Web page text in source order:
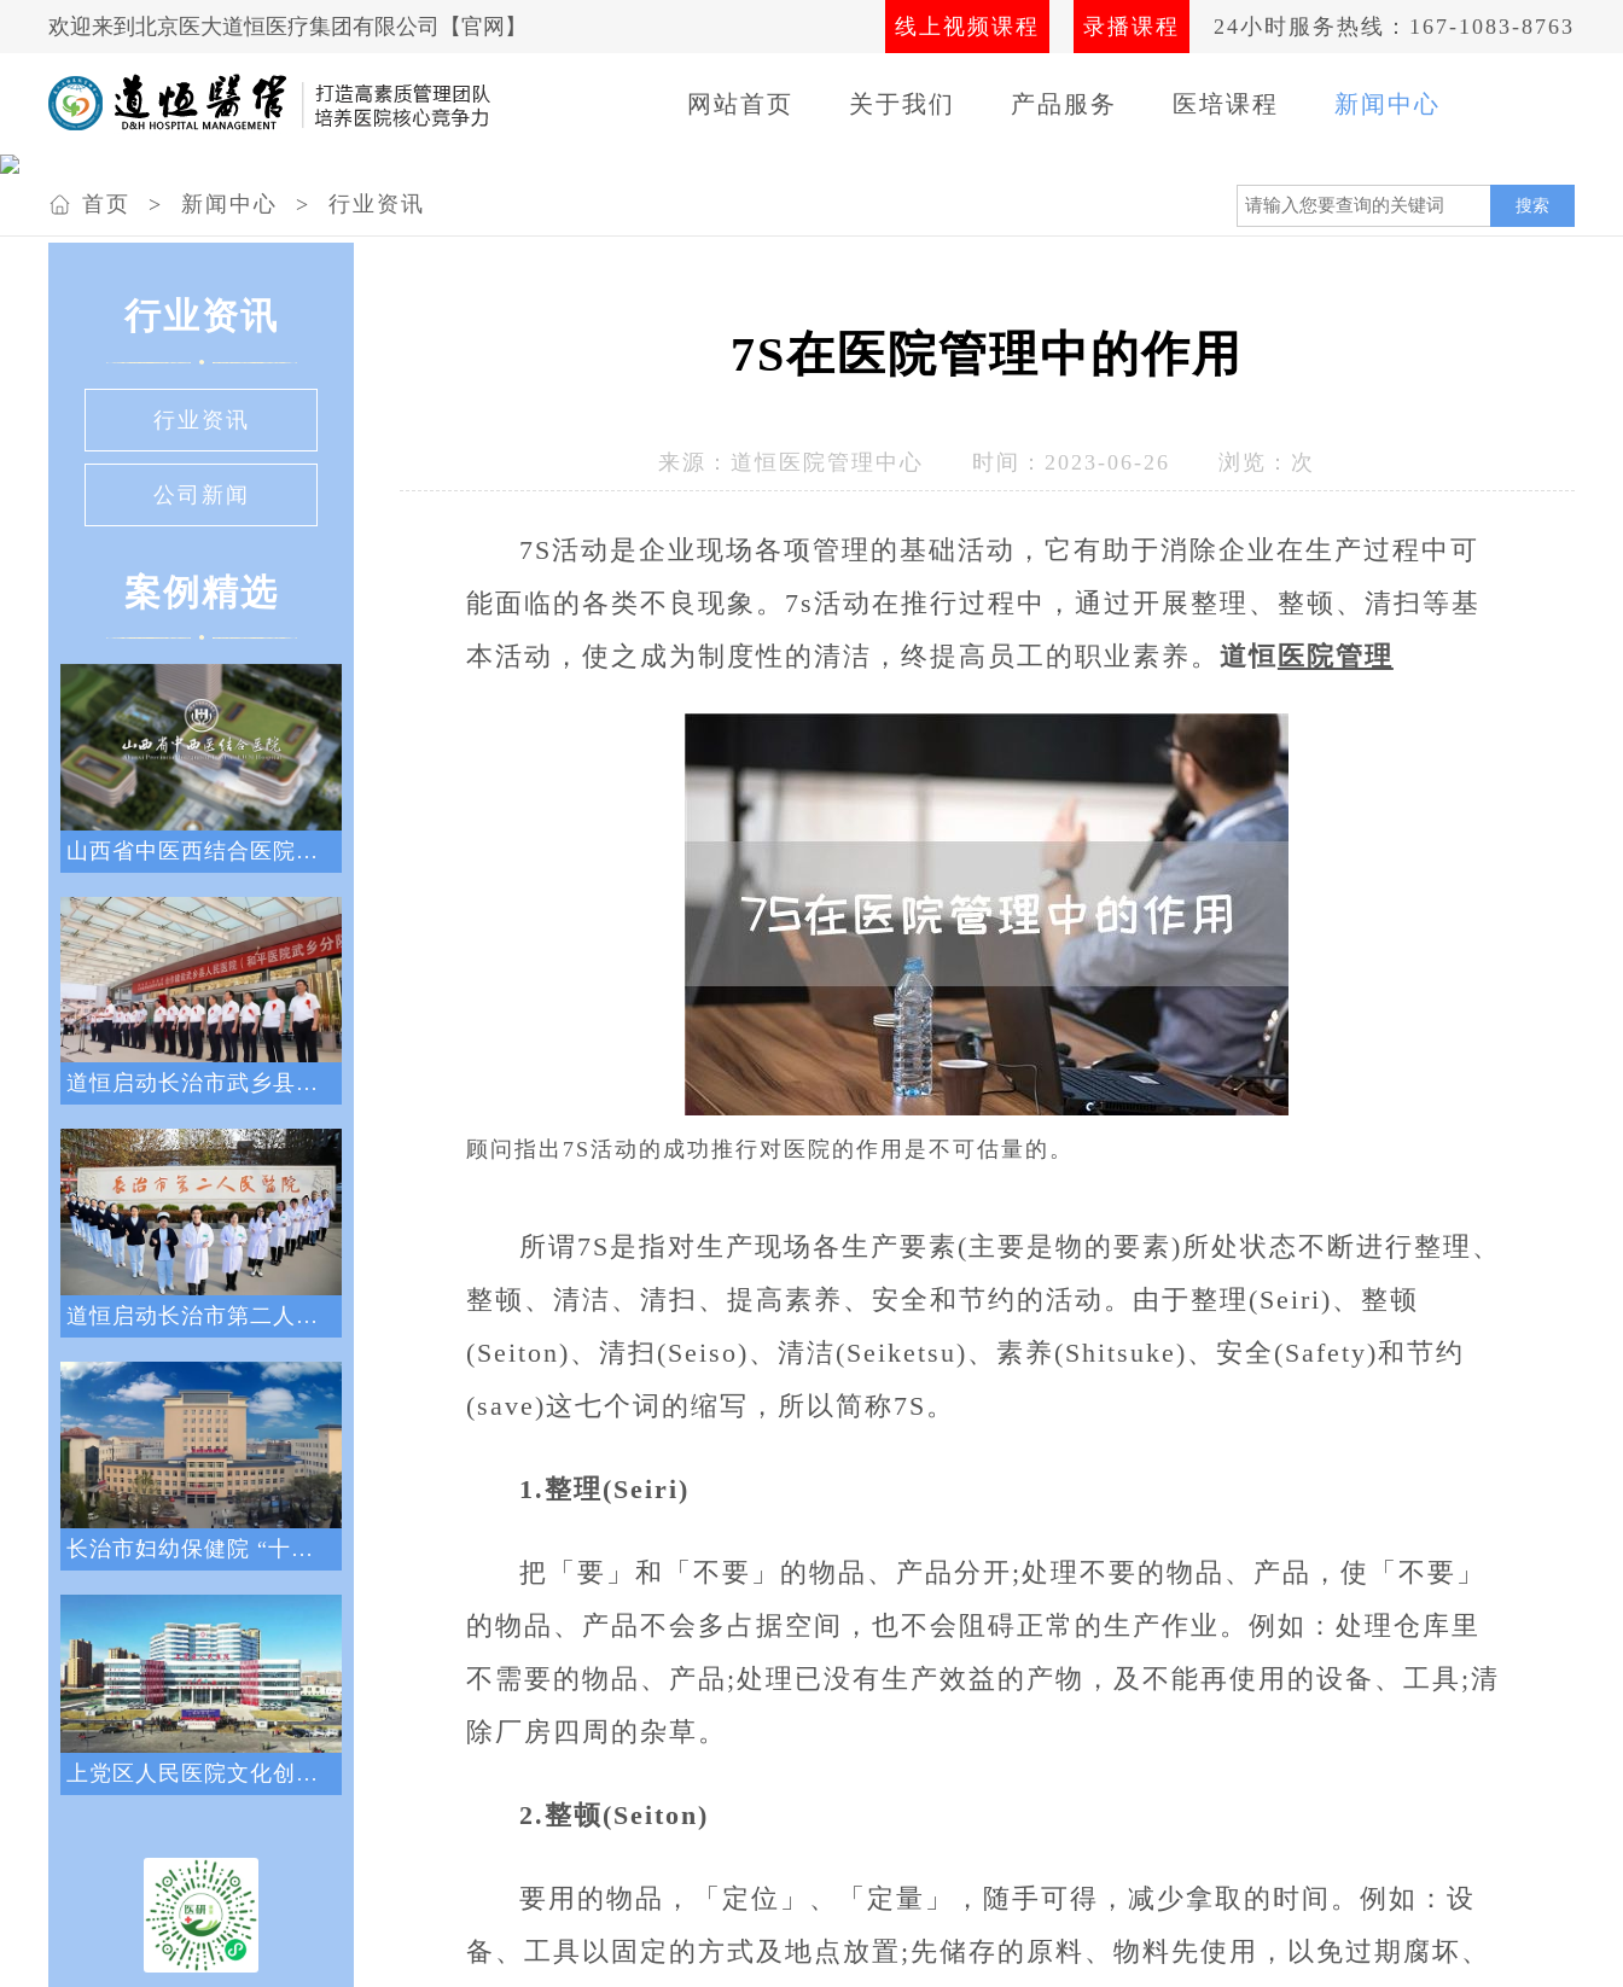
线上视频课程 录播课程 24小时服务热线：167-1083-8763
欢迎来到北京医大道恒医疗集团有限公司【官网】
网站首页 关于我们 产品服务 医培课程 新闻中心
首页 > 新闻中心 > 行业资讯 搜索
行业资讯
行业资讯
公司新闻
案例精选
山西省中医西结合医院战略绩效管理咨询项目
道恒启动长治市武乡县人民医院绩效管理体系
道恒启动长治市第二人民医院绩效管理咨询服
长治市妇幼保健院 “十四五”医院战略与绩
上党区人民医院文化创新咨询项目正式启动
7S在医院管理中的作用
来源： 道恒医院管理中心 时间：2023-06-26 浏览： 次
7S活动是企业现场各项管理的基础活动，它有助于消除企业在生产过程中可
能面临的各类不良现象。7s活动在推行过程中，通过开展整理、整顿、清扫等基
本活动，使之成为制度性的清洁，终提高员工的职业素养。 道恒 医院管理
顾问指出7S活动的成功推行对医院的作用是不可估量的。
所谓7S是指对生产现场各生产要素(主要是物的要素)所处状态不断进行整理、
整顿、清洁、清扫、提高素养、安全和节约的活动。由于整理(Seiri)、整顿
(Seiton)、清扫(Seiso)、清洁(Seiketsu)、素养(Shitsuke)、安全(Safety)和节约
(save)这七个词的缩写，所以简称7S。
1.整理(Seiri)
把「要」和「不要」的物品、产品分开;处理不要的物品、产品，使「不要」
的物品、产品不会多占据空间，也不会阻碍正常的生产作业。例如：处理仓库里
不需要的物品、产品;处理已没有生产效益的产物，及不能再使用的设备、工具;清
除厂房四周的杂草。
2.整顿(Seiton)
要用的物品，「定位」、「定量」，随手可得，减少拿取的时间。例如：设
备、工具以固定的方式及地点放置;先储存的原料、物料先使用，以免过期腐坏、